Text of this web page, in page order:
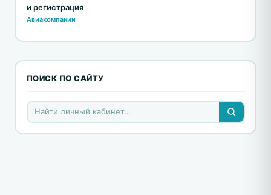
и регистрация
Авиакомпании
ПОИСК ПО САЙТУ